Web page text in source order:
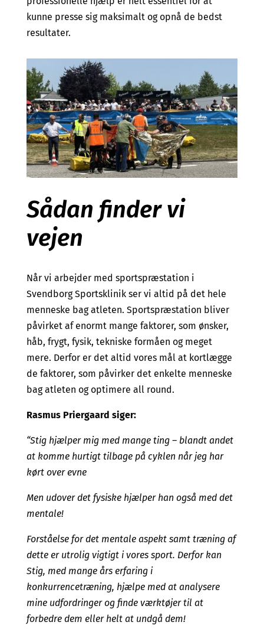
kunne presse sig maksimalt og opnå de bedst
resultater.
Sådan finder vi
vejen
Når vi arbejder med sportspræstation i
Svendborg Sportsklinik ser vi altid på det hele
menneske bag atleten. Sportspræstation bliver
påvirket af enormt mange faktorer, som ønsker,
håb, frygt, fysik, tekniske formåen og meget
mere. Derfor er det altid vores mål at kortlægge
de faktorer, som påvirker det enkelte menneske
bag atleten og optimere all round.
Rasmus Priergaard siger:
“Stig hjælper mig med mange ting – blandt andet
at komme hurtigt tilbage på cyklen når jeg har
kørt over evne
Men udover det fysiske hjælper han også med det
mentale!
Forståelse for det mentale aspekt samt træning af
dette er utrolig vigtigt i vores sport. Derfor kan
Stig, med mange års erfaring i
konkurrencetræning, hjælpe med at analysere
mine udfordringer og finde værktøjer til at
forbedre dem eller helt at undgå dem!